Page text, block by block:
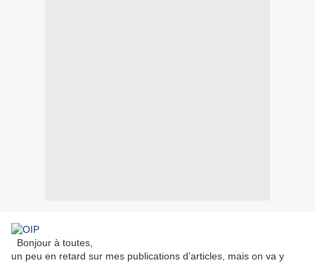
Bonjour à toutes,
un peu en retard sur mes publications d'articles, mais on va y